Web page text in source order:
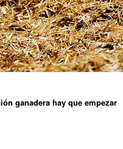
ganadera hay que empezar